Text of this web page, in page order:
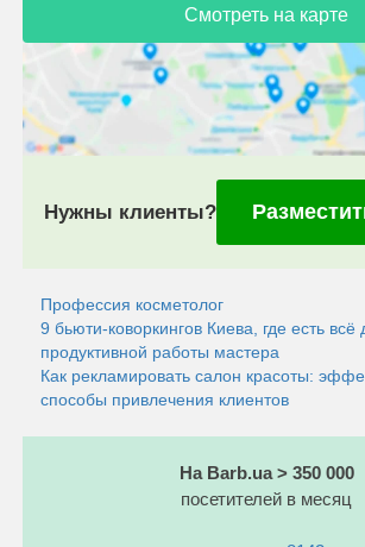
Смотреть на карте
Нужны клиенты?
Профессия косметолог
9 бьюти-коворкингов Киева, где есть всё
продуктивной работы мастера
Как рекламировать салон красоты:
способы привлечения клиентов
На Barb.ua > 350 000
посетителей в месяц